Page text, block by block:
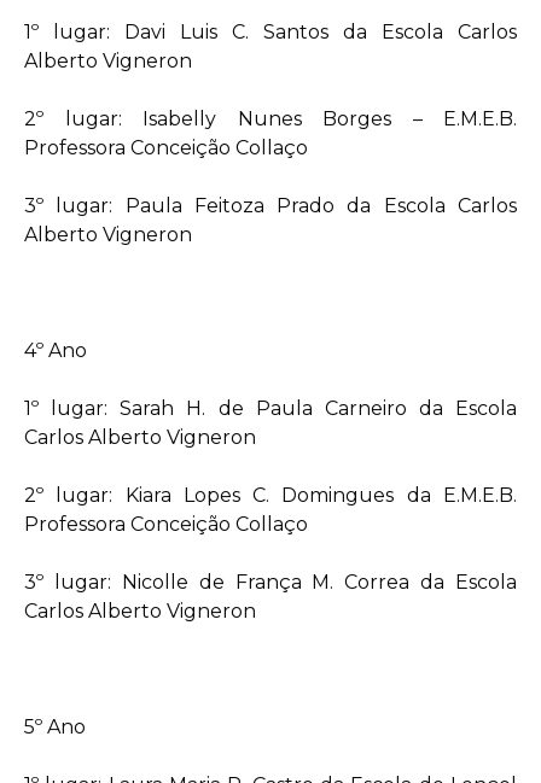
1º lugar: Davi Luis C. Santos da Escola Carlos
Alberto Vigneron
2º lugar: Isabelly Nunes Borges – E.M.E.B.
Professora Conceição Collaço
3º lugar: Paula Feitoza Prado da Escola Carlos
Alberto Vigneron
4º Ano
1º lugar: Sarah H. de Paula Carneiro da Escola
Carlos Alberto Vigneron
2º lugar: Kiara Lopes C. Domingues da E.M.E.B.
Professora Conceição Collaço
3º lugar: Nicolle de França M. Correa da Escola
Carlos Alberto Vigneron
5º Ano